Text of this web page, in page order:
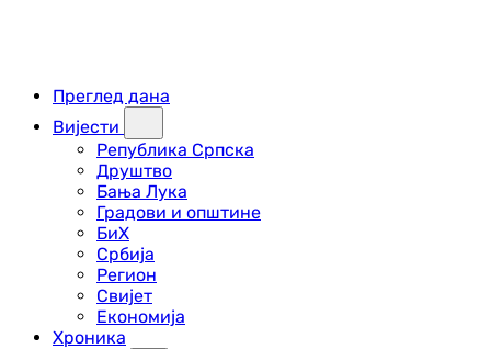
Преглед дана
Вијести
Република Српска
Друштво
Бања Лука
Градови и општине
БиХ
Србија
Регион
Свијет
Економија
Хроника